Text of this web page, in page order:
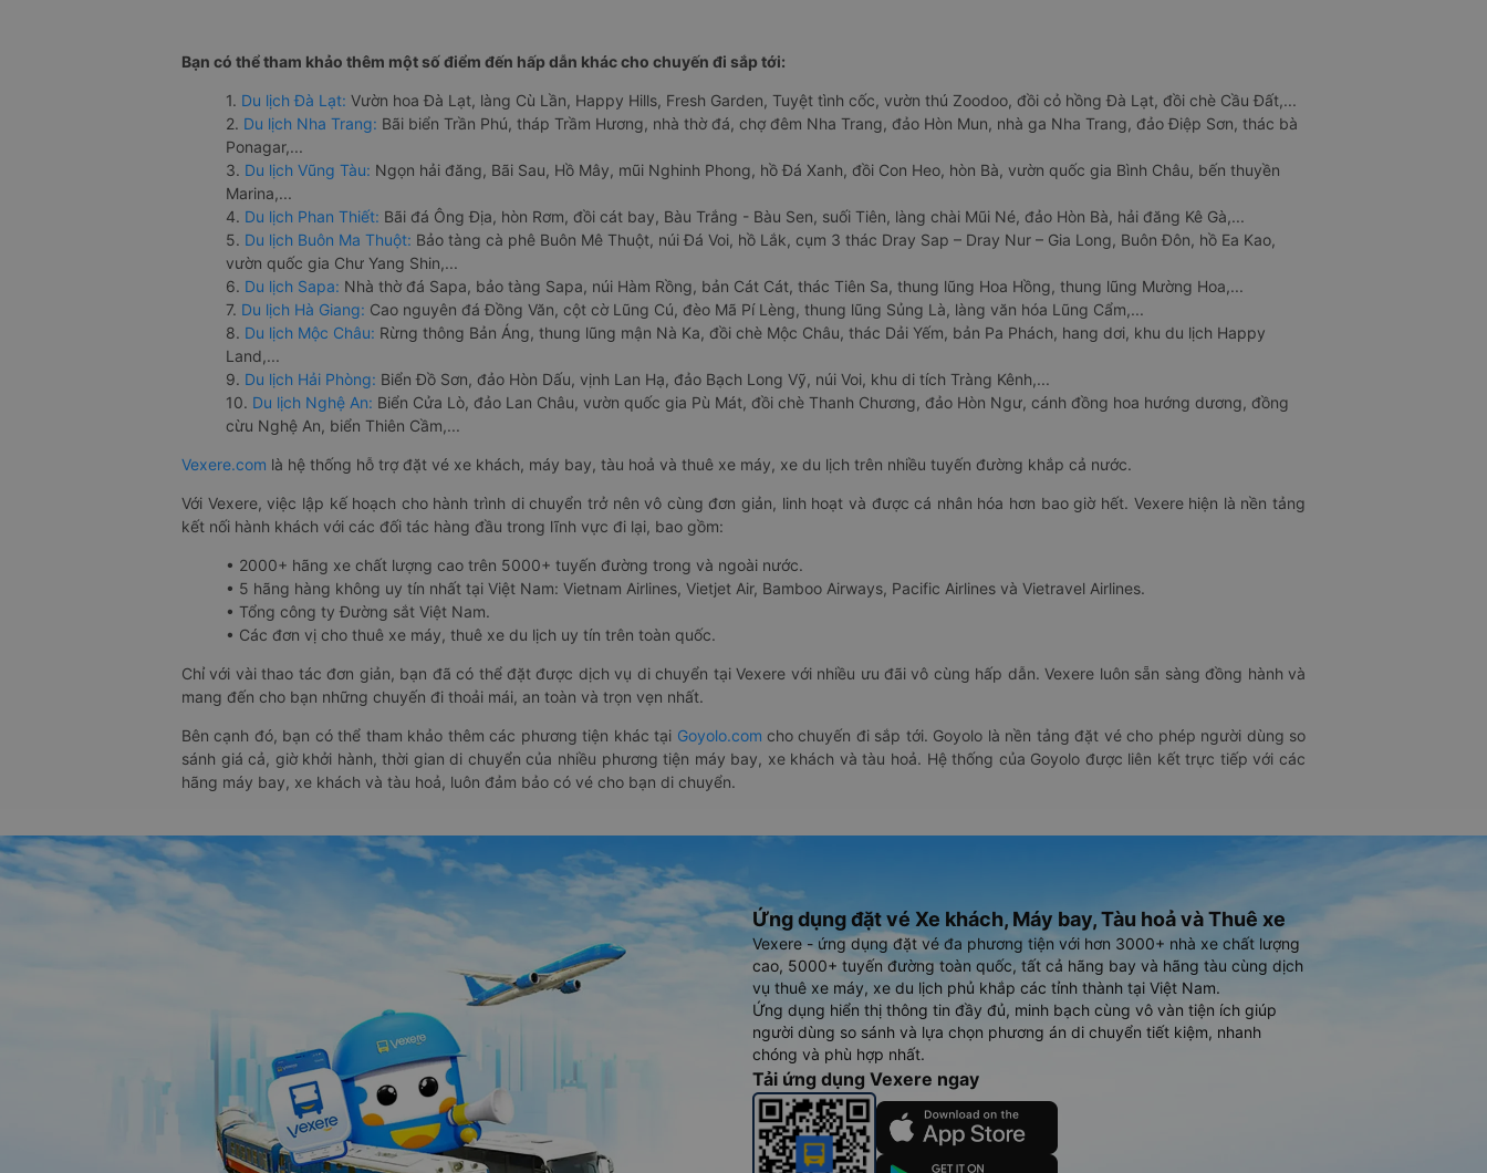
Bạn có thể tham khảo thêm một số điểm đến hấp dẫn khác cho chuyến đi sắp tới:
1. Du lịch Đà Lạt: Vườn hoa Đà Lạt, làng Cù Lần, Happy Hills, Fresh Garden, Tuyệt tình cốc, vườn thú Zoodoo, đồi cỏ hồng Đà Lạt, đồi chè Cầu Đất,...
2. Du lịch Nha Trang: Bãi biển Trần Phú, tháp Trầm Hương, nhà thờ đá, chợ đêm Nha Trang, đảo Hòn Mun, nhà ga Nha Trang, đảo Điệp Sơn, thác bà
Ponagar,...
3. Du lịch Vũng Tàu: Ngọn hải đăng, Bãi Sau, Hồ Mây, mũi Nghinh Phong, hồ Đá Xanh, đồi Con Heo, hòn Bà, vườn quốc gia Bình Châu, bến thuyền
Marina,...
4. Du lịch Phan Thiết: Bãi đá Ông Địa, hòn Rơm, đồi cát bay, Bàu Trắng - Bàu Sen, suối Tiên, làng chài Mũi Né, đảo Hòn Bà, hải đăng Kê Gà,...
5. Du lịch Buôn Ma Thuột: Bảo tàng cà phê Buôn Mê Thuột, núi Đá Voi, hồ Lắk, cụm 3 thác Dray Sap – Dray Nur – Gia Long, Buôn Đôn, hồ Ea Kao,
vườn quốc gia Chư Yang Shin,...
6. Du lịch Sapa: Nhà thờ đá Sapa, bảo tàng Sapa, núi Hàm Rồng, bản Cát Cát, thác Tiên Sa, thung lũng Hoa Hồng, thung lũng Mường Hoa,...
7. Du lịch Hà Giang: Cao nguyên đá Đồng Văn, cột cờ Lũng Cú, đèo Mã Pí Lèng, thung lũng Sủng Là, làng văn hóa Lũng Cẩm,...
8. Du lịch Mộc Châu: Rừng thông Bản Áng, thung lũng mận Nà Ka, đồi chè Mộc Châu, thác Dải Yếm, bản Pa Phách, hang dơi, khu du lịch Happy
Land,...
9. Du lịch Hải Phòng: Biển Đồ Sơn, đảo Hòn Dấu, vịnh Lan Hạ, đảo Bạch Long Vỹ, núi Voi, khu di tích Tràng Kênh,...
10. Du lịch Nghệ An: Biển Cửa Lò, đảo Lan Châu, vườn quốc gia Pù Mát, đồi chè Thanh Chương, đảo Hòn Ngư, cánh đồng hoa hướng dương, đồng
cừu Nghệ An, biển Thiên Cầm,...
Vexere.com là hệ thống hỗ trợ đặt vé xe khách, máy bay, tàu hoả và thuê xe máy, xe du lịch trên nhiều tuyến đường khắp cả nước.
Với Vexere, việc lập kế hoạch cho hành trình di chuyển trở nên vô cùng đơn giản, linh hoạt và được cá nhân hóa hơn bao giờ hết. Vexere hiện là nền tảng
kết nối hành khách với các đối tác hàng đầu trong lĩnh vực đi lại, bao gồm:
• 2000+ hãng xe chất lượng cao trên 5000+ tuyến đường trong và ngoài nước.
• 5 hãng hàng không uy tín nhất tại Việt Nam: Vietnam Airlines, Vietjet Air, Bamboo Airways, Pacific Airlines và Vietravel Airlines.
• Tổng công ty Đường sắt Việt Nam.
• Các đơn vị cho thuê xe máy, thuê xe du lịch uy tín trên toàn quốc.
Chỉ với vài thao tác đơn giản, bạn đã có thể đặt được dịch vụ di chuyển tại Vexere với nhiều ưu đãi vô cùng hấp dẫn. Vexere luôn sẵn sàng đồng hành và
mang đến cho bạn những chuyến đi thoải mái, an toàn và trọn vẹn nhất.
Bên cạnh đó, bạn có thể tham khảo thêm các phương tiện khác tại Goyolo.com cho chuyến đi sắp tới. Goyolo là nền tảng đặt vé cho phép người dùng so
sánh giá cả, giờ khởi hành, thời gian di chuyển của nhiều phương tiện máy bay, xe khách và tàu hoả. Hệ thống của Goyolo được liên kết trực tiếp với các
hãng máy bay, xe khách và tàu hoả, luôn đảm bảo có vé cho bạn di chuyển.
Ứng dụng đặt vé Xe khách, Máy bay, Tàu hoả và Thuê xe
Vexere - ứng dụng đặt vé đa phương tiện với hơn 3000+ nhà xe chất lượng
cao, 5000+ tuyến đường toàn quốc, tất cả hãng bay và hãng tàu cùng dịch
vụ thuê xe máy, xe du lịch phủ khắp các tỉnh thành tại Việt Nam.
Ứng dụng hiển thị thông tin đầy đủ, minh bạch cùng vô vàn tiện ích giúp
người dùng so sánh và lựa chọn phương án di chuyển tiết kiệm, nhanh
chóng và phù hợp nhất.
Tải ứng dụng Vexere ngay